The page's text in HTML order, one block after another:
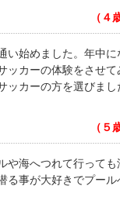
（４
い始めました。年中
ッカーの体験をさせ
ッカーの方を選びま
（５
や海へつれて行って
る事が大好きでプー